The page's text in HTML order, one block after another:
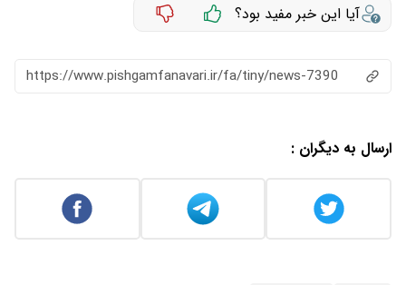
آیا این خبر مفید بود؟
https://www.pishgamfanavari.ir/fa/tiny/news-7390
ارسال به دیگران :